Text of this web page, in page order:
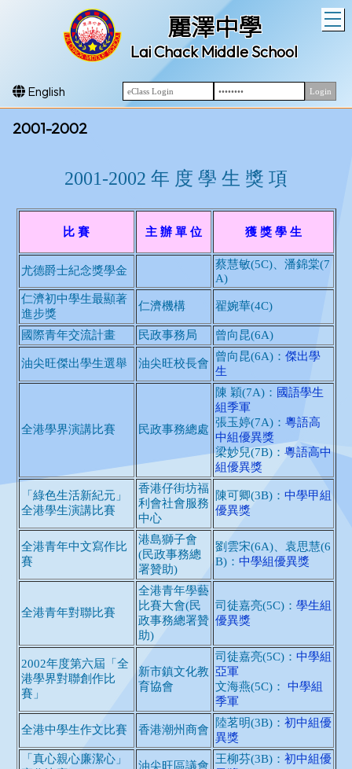
麗澤中學
Lai Chack Middle School
English
2001-2002